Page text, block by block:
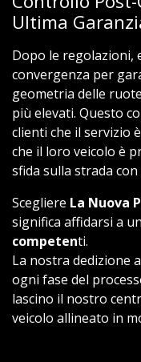
Ultima
Dopo le regolazioni,
convergenza per
geometria delle
più elevati. Questo
clienti che il servizio
che il loro veicolo è
sfida sulla strada
Scegliere La Nuova
significa affidarsi a un
competenti.
La nostra dedizione
ogni fase del
lascino il nostro
veicolo allineato in